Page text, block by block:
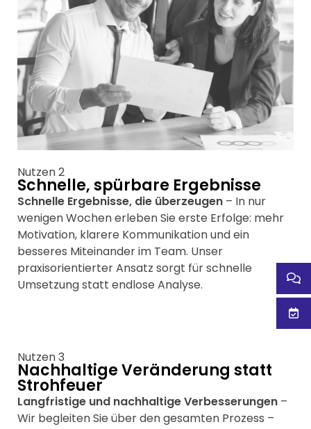
Nutzen 2
Schnelle, spürbare Ergebnisse
Schnelle Ergebnisse, die überzeugen – In nur
wenigen Wochen erleben Sie erste Erfolge: mehr
Motivation, klarere Kommunikation und ein
besseres Miteinander im Team. Unser
praxisorientierter Ansatz sorgt für schnelle
Umsetzung statt endlose Analyse.
Nutzen 3
Nachhaltige Veränderung statt
Strohfeuer
Langfristige und nachhaltige Verbesserungen –
Wir begleiten Sie über den gesamten Prozess –